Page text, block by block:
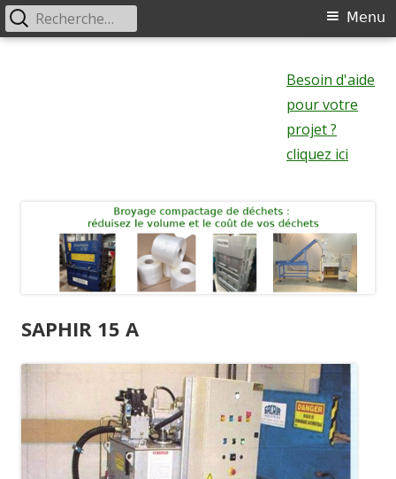
Besoin d'aide
pour votre
projet ?
cliquez ici
Menu
Menu
Rechercher :
SAPHIR 15 A